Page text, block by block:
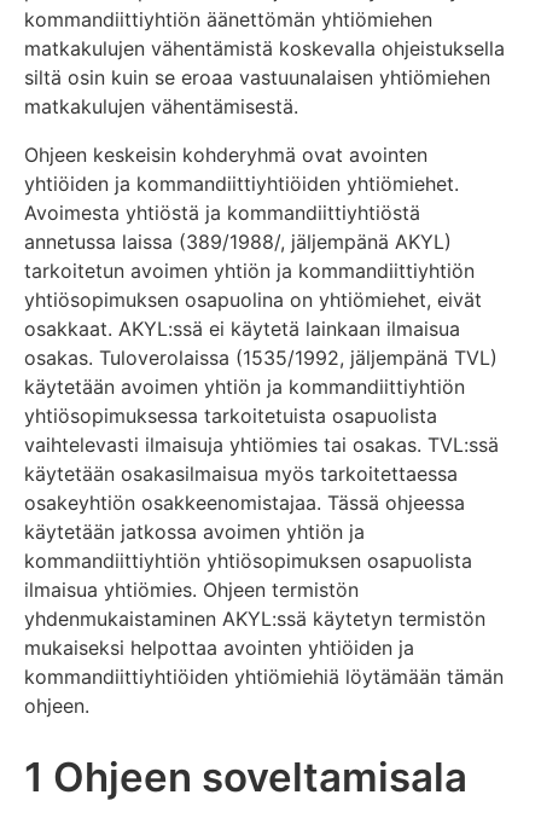
kommandiittiyhtiön äänettömän yhtiömiehen
matkakulujen vähentämistä koskevalla ohjeistuksella
siltä osin kuin se eroaa vastuunalaisen yhtiömiehen
matkakulujen vähentämisestä.
Ohjeen keskeisin kohderyhmä ovat avointen
yhtiöiden ja kommandiittiyhtiöiden yhtiömiehet.
Avoimesta yhtiöstä ja kommandiittiyhtiöstä
annetussa laissa (389/1988/, jäljempänä AKYL)
tarkoitetun avoimen yhtiön ja kommandiittiyhtiön
yhtiösopimuksen osapuolina on yhtiömiehet, eivät
osakkaat. AKYL:ssä ei käytetä lainkaan ilmaisua
osakas. Tuloverolaissa (1535/1992, jäljempänä TVL)
käytetään avoimen yhtiön ja kommandiittiyhtiön
yhtiösopimuksessa tarkoitetuista osapuolista
vaihtelevasti ilmaisuja yhtiömies tai osakas. TVL:ssä
käytetään osakasilmaisua myös tarkoitettaessa
osakeyhtiön osakkeenomistajaa. Tässä ohjeessa
käytetään jatkossa avoimen yhtiön ja
kommandiittiyhtiön yhtiösopimuksen osapuolista
ilmaisua yhtiömies. Ohjeen termistön
yhdenmukaistaminen AKYL:ssä käytetyn termistön
mukaiseksi helpottaa avointen yhtiöiden ja
kommandiittiyhtiöiden yhtiömiehiä löytämään tämän
ohjeen.
1 Ohjeen soveltamisala